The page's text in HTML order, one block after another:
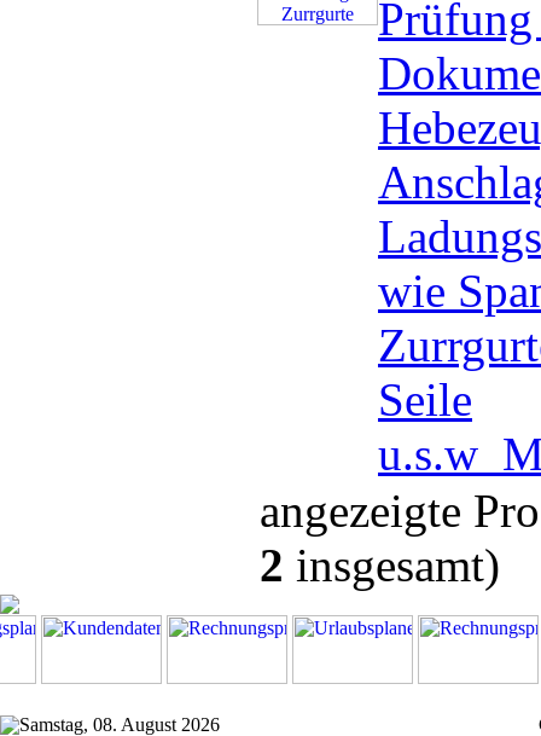
wie
Seile
u.s.w
angezeigte
2 insgesamt)
Samstag, 08. August 2026